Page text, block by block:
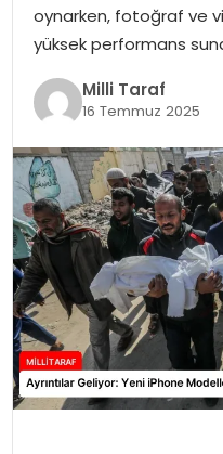
oynarken, fotoğraf ve
yüksek performans
Milli Taraf
16 Temmuz 2025